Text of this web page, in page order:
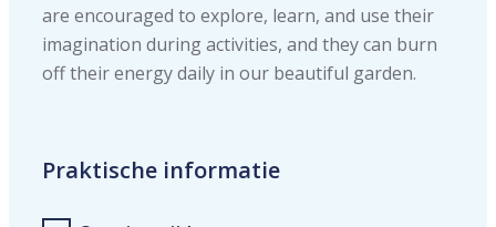
are encouraged to explore, learn, and use their
imagination during activities, and they can burn
off their energy daily in our beautiful garden.
Praktische informatie